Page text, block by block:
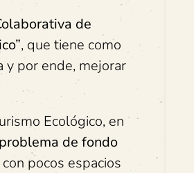
de
, que tiene como
y por ende, mejorar
Ecológico, en
de fondo
pocos espacios